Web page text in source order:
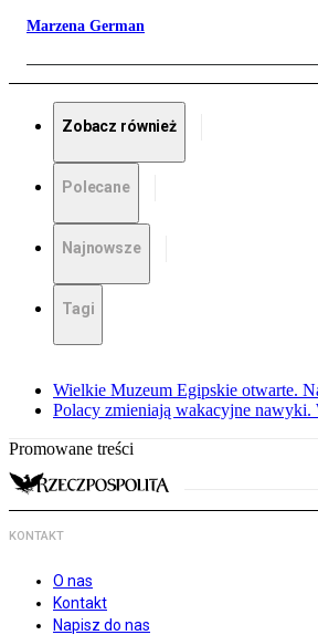
Marzena German
Zobacz również
Polecane
Najnowsze
Tagi
Wielkie Muzeum Egipskie otwarte.
Polacy zmieniają wakacyjne
Promowane treści
KONTAKT
O nas
Kontakt
Napisz do nas